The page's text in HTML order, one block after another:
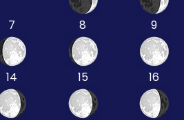
7 8 9
14 15 16